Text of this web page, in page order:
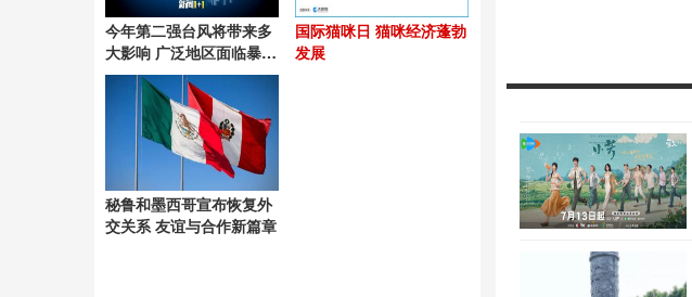
今年第二强台风将带来多
大影响 广泛地区面临暴雨
考验
国际猫咪日 猫咪经济蓬勃
发展
秘鲁和墨西哥宣布恢复外
交关系 友谊与合作新篇章